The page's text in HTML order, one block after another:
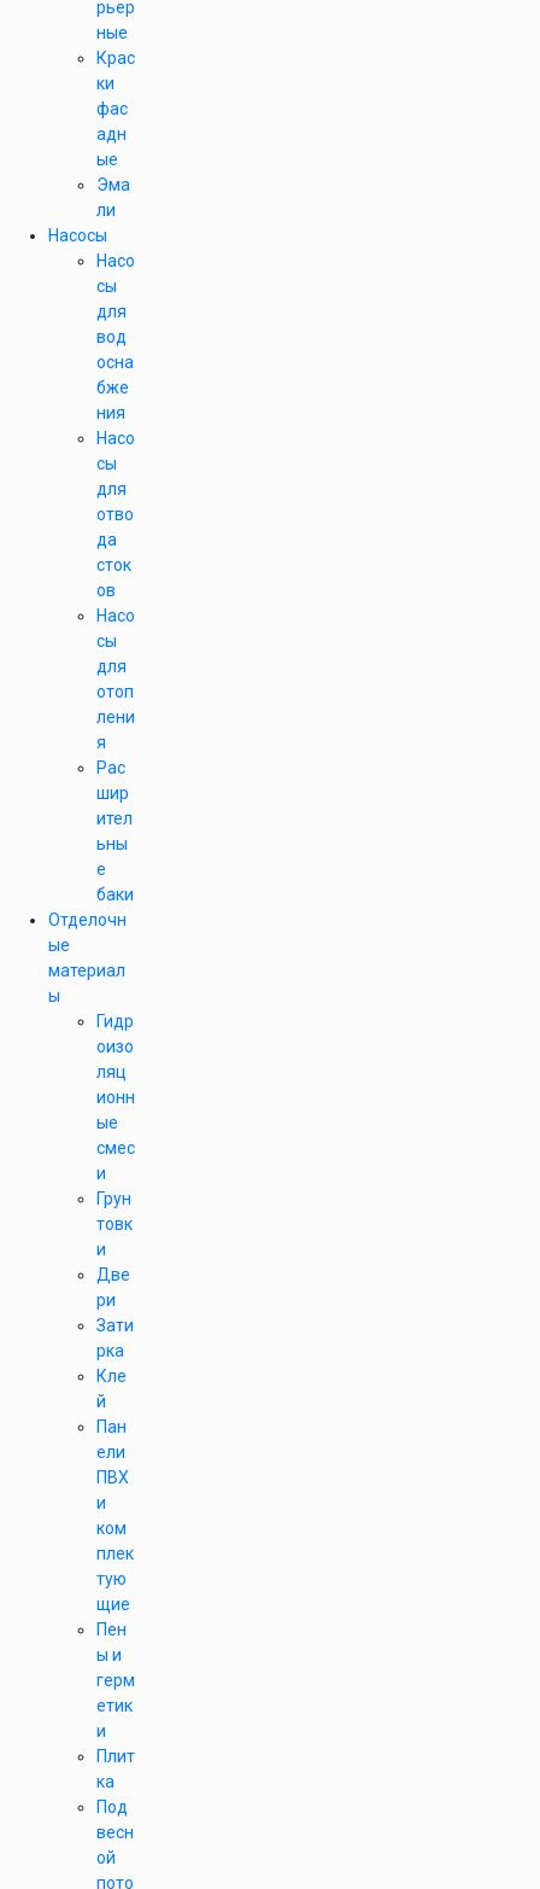
рьер
ные
Крас
ки
фас
адн
ые
Эма
ли
Насосы
Насо
сы
для
вод
осна
бже
ния
Насо
сы
для
отво
да
сток
ов
Насо
сы
для
отоп
лени
я
Рас
шир
ител
ьны
е
баки
Отделочн
ые
материал
ы
Гидр
оизо
ляц
ионн
ые
смес
и
Грун
товк
и
Две
ри
Зати
рка
Кле
й
Пан
ели
ПВХ
и
ком
плек
тую
щие
Пен
ы и
герм
етик
и
Плит
ка
Под
весн
ой
пото